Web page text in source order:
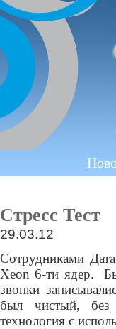
Стресс Тест
29.03.12
Сотрудниками
Xeon 6-ти ядер.
звонки
был чистый, без
технология с